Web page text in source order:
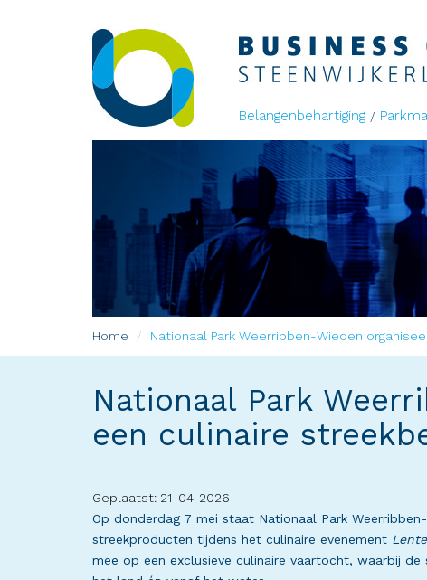
Belangenbehartiging
Home Nationaal Park Weerribben-Wieden
Nationaal Park
een culinaire
Geplaatst: 21-04-2026
Op donderdag 7 mei staat Nationaal Park
streekproducten tijdens het culinaire evenement
mee op een exclusieve culinaire vaartocht, waarbij